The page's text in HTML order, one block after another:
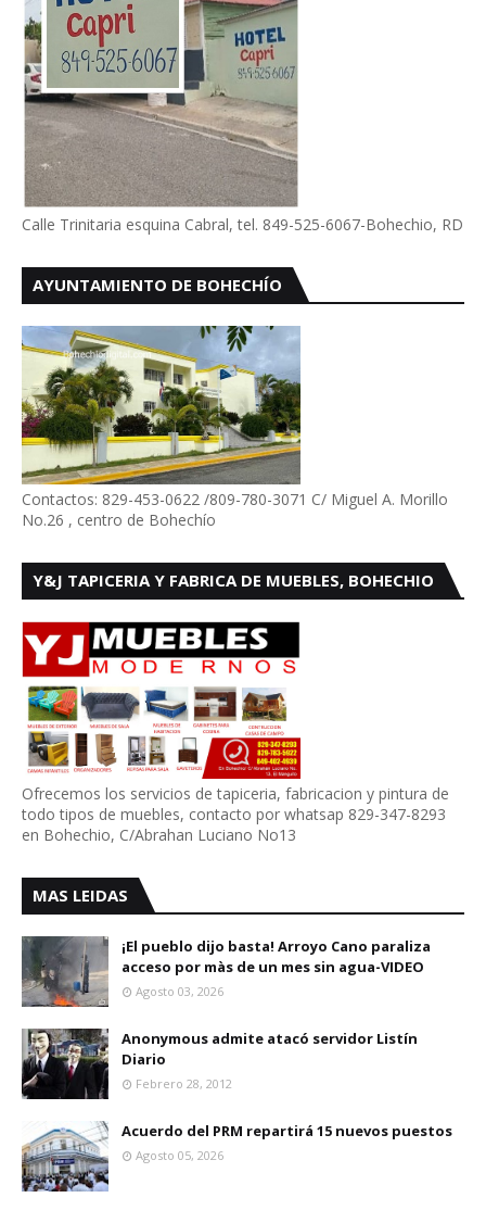
Calle Trinitaria esquina Cabral, tel. 849-525-6067-Bohechio, RD
AYUNTAMIENTO DE BOHECHÍO
Contactos: 829-453-0622 /809-780-3071 C/ Miguel A. Morillo
No.26 , centro de Bohechío
Y&J TAPICERIA Y FABRICA DE MUEBLES, BOHECHIO
Ofrecemos los servicios de tapiceria, fabricacion y pintura de
todo tipos de muebles, contacto por whatsap 829-347-8293
en Bohechio, C/Abrahan Luciano No13
MAS LEIDAS
¡El pueblo dijo basta! Arroyo Cano paraliza
acceso por màs de un mes sin agua-VIDEO
Agosto 03, 2026
Anonymous admite atacó servidor Listín
Diario
Febrero 28, 2012
Acuerdo del PRM repartirá 15 nuevos puestos
Agosto 05, 2026